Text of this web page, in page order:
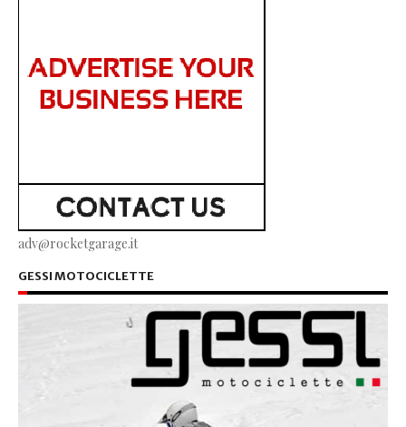
adv@rocketgarage.it
GESSI MOTOCICLETTE